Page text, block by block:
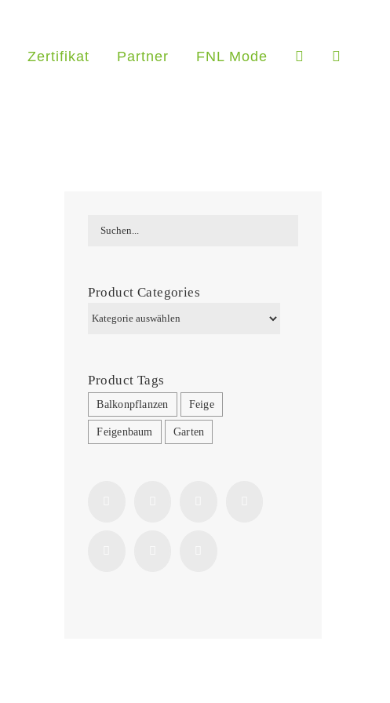
Zertifikat Partner FNL Mode
Product Categories
Product Tags
Balkonpflanzen Feige
Feigenbaum Garten